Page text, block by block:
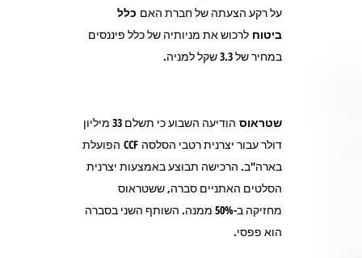
על רקע הצעתה של חברת האם כלל
ביטוח לרכוש את מניותיה של כלל פיננסים
במחיר של 3.3 שקל למניה.
שטראוס
הודיעה השבוע כי תשלם 33 מיליון
דולר עבור יצרנית רטבי הסלסה CCF הפועלת
בארה"ב. הרכישה תבוצע באמצעות יצרנית
הסלטים האתניים סברה, ששטראוס
מחזיקה ב-50% ממנה. השותף השני בסברה
הוא פפסי.